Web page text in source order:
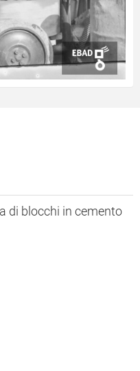
di blocchi in cemento